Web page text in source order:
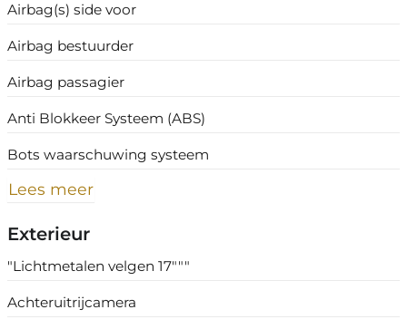
Airbag(s) side voor
Airbag bestuurder
Airbag passagier
Anti Blokkeer Systeem (ABS)
Bots waarschuwing systeem
Lees meer
Exterieur
"Lichtmetalen velgen 17"""
Achteruitrijcamera